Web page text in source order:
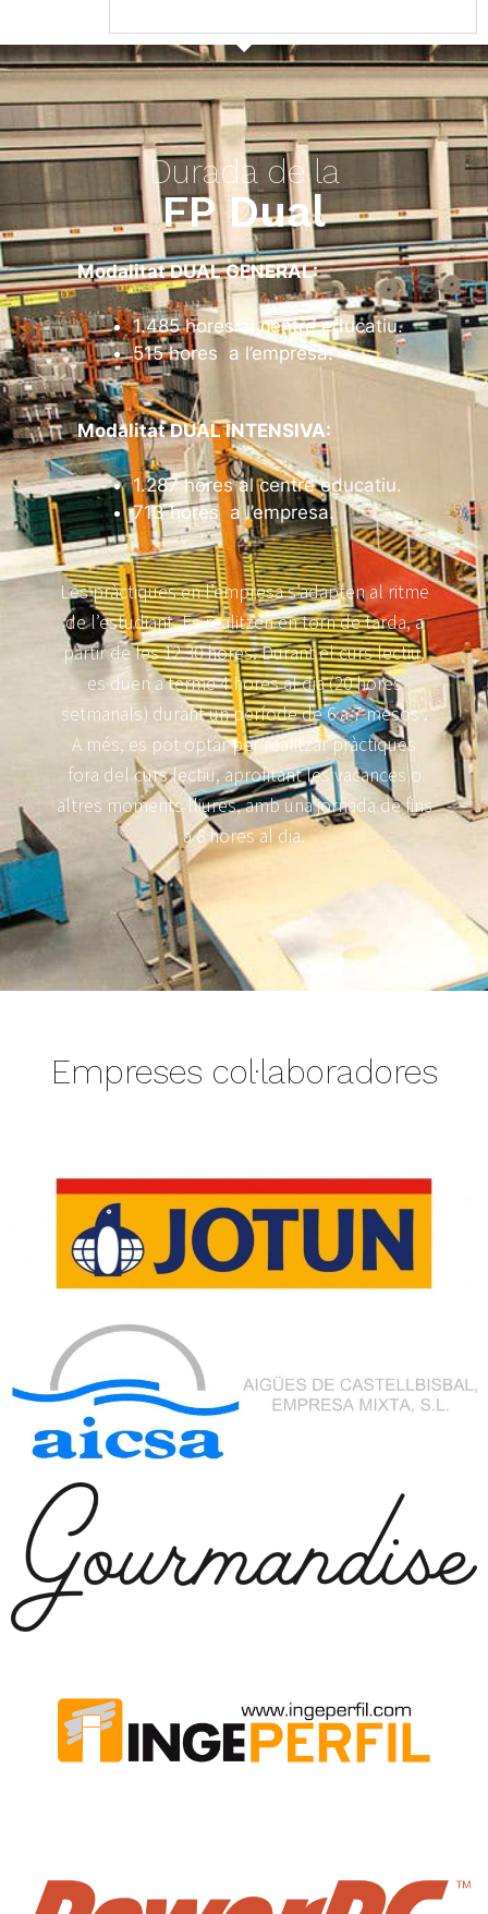
Durada de la
FP Dual
Modalitat DUAL GENERAL:
1.485 hores al centre educatiu.
515 hores a l’empresa.
Modalitat DUAL INTENSIVA:
1.287 hores al centre educatiu.
713 hores a l’empresa.
Les pràctiques en l’empresa s’adapten al ritme
de l’estudiant. Es realitzen en torn de tarda, a
partir de les 12.30 hores. Durant el curs lectiu,
es duen a terme 4 hores al dia (20 hores
setmanals) durant un període de 6 a 7 mesos .
A més, es pot optar per realitzar pràctiques
fora del curs lectiu, aprofitant les vacances o
altres moments lliures, amb una jornada de fins
a 8 hores al dia.
Empreses col·laboradores